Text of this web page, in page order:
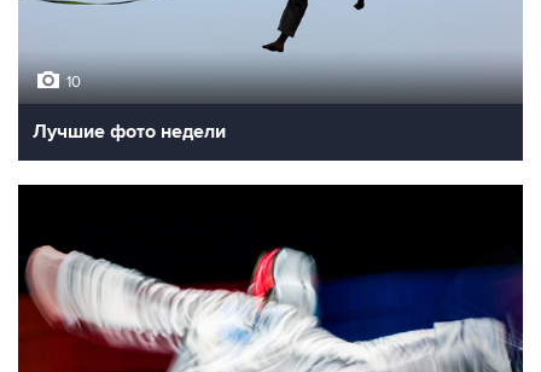
10
Лучшие фото недели